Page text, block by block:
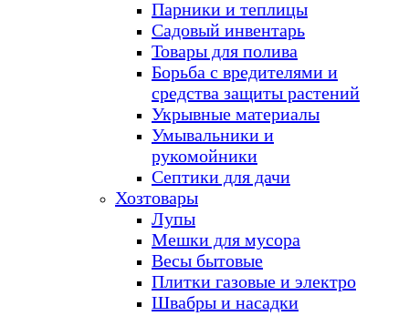
Парники и теплицы
Садовый инвентарь
Товары для полива
Борьба с вредителями и
средства защиты растений
Укрывные материалы
Умывальники и
рукомойники
Септики для дачи
Хозтовары
Лупы
Мешки для мусора
Весы бытовые
Плитки газовые и электро
Швабры и насадки